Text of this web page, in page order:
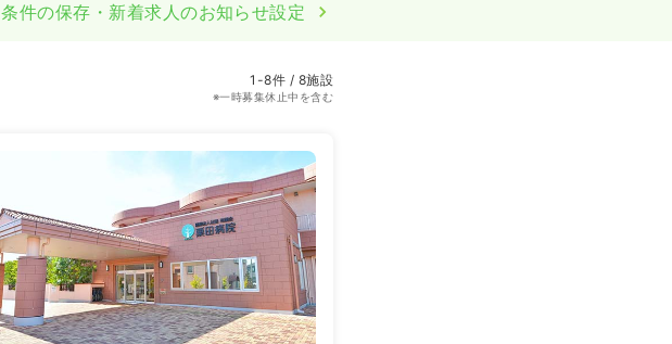
条件の保存・新着求人のお知らせ設定
1-8件 / 8施設
※一時募集休止中を含む